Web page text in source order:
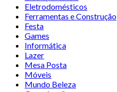
Eletrodomésticos
Ferramentas e Construção
Festa
Games
Informática
Lazer
Mesa Posta
Móveis
Mundo Beleza